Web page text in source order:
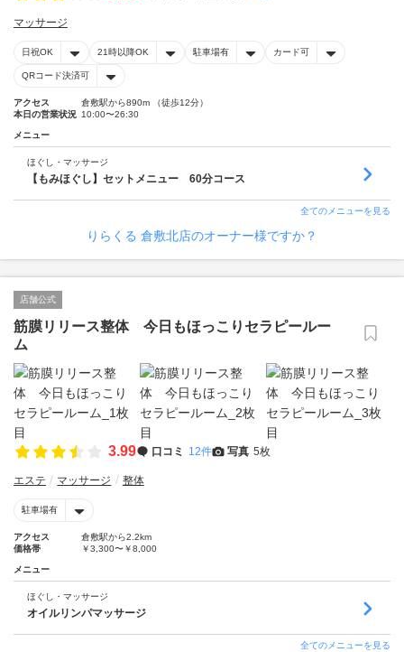
マッサージ
日祝OK 21時以降OK 駐車場有 カード可
QRコード決済可
アクセス
倉敷駅から890m （徒歩12分）
本日の営業状況 10:00〜26:30
メニュー
ほぐし・マッサージ
【もみほぐし】セットメニュー 60分コース
全てのメニューを見る
りらくる 倉敷北店のオーナー様ですか？
店舗公式
筋膜リリース整体 今日もほっこりセラピールー
ム
3.99 口コミ 12件 写真 5枚
エステ マッサージ 整体
駐車場有
アクセス
倉敷駅から2.2km
価格帯
￥3,300〜￥8,000
メニュー
ほぐし・マッサージ
オイルリンパマッサージ
全てのメニューを見る